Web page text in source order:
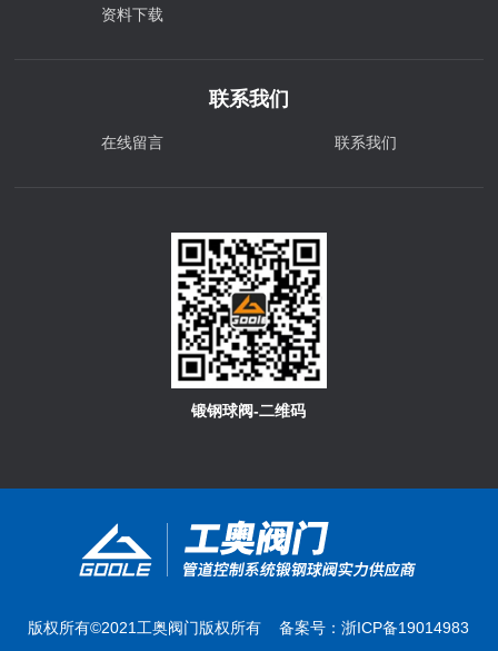
资料下载
联系我们
在线留言 联系我们
锻钢球阀-二维码
版权所有©2021工奥阀门版权所有 备案号：浙ICP备19014983